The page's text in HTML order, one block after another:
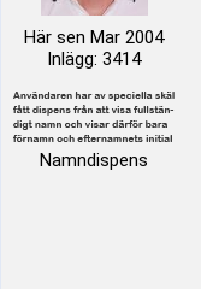
Här sen Mar 2004
Inlägg: 3414
Namndispens